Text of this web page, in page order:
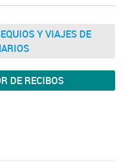
Y VIAJES DE
DE RECIBOS